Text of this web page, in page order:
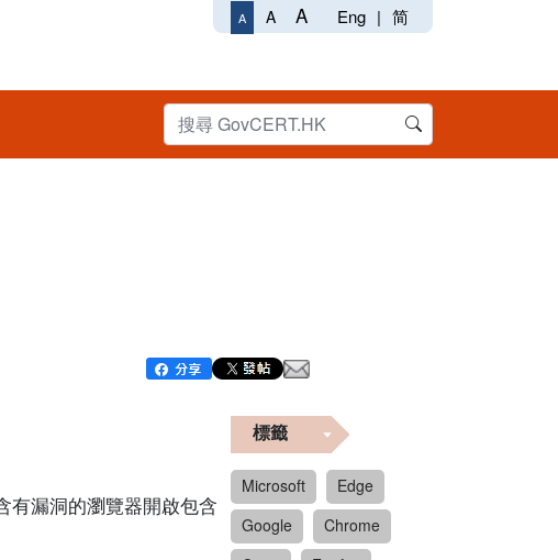
A A A Eng | 简
漏洞的瀏覽器開啟包含
標籤
Microsoft
Edge
Google
Chrome